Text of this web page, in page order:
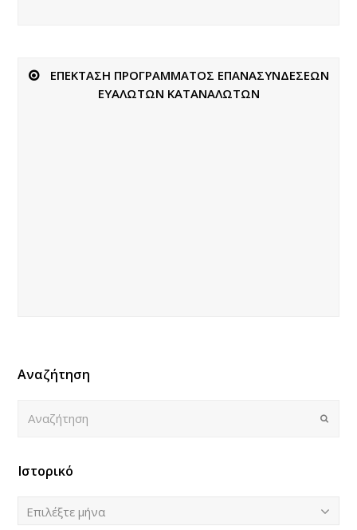
ΕΠΕΚΤΑΣΗ ΠΡΟΓΡΑΜΜΑΤΟΣ ΕΠΑΝΑΣΥΝΔΕΣΕΩΝ
ΕΥΑΛΩΤΩΝ ΚΑΤΑΝΑΛΩΤΩΝ
Αναζήτηση
Submit
Ιστορικό
Ιστορικό
Επιλέξτε μήνα